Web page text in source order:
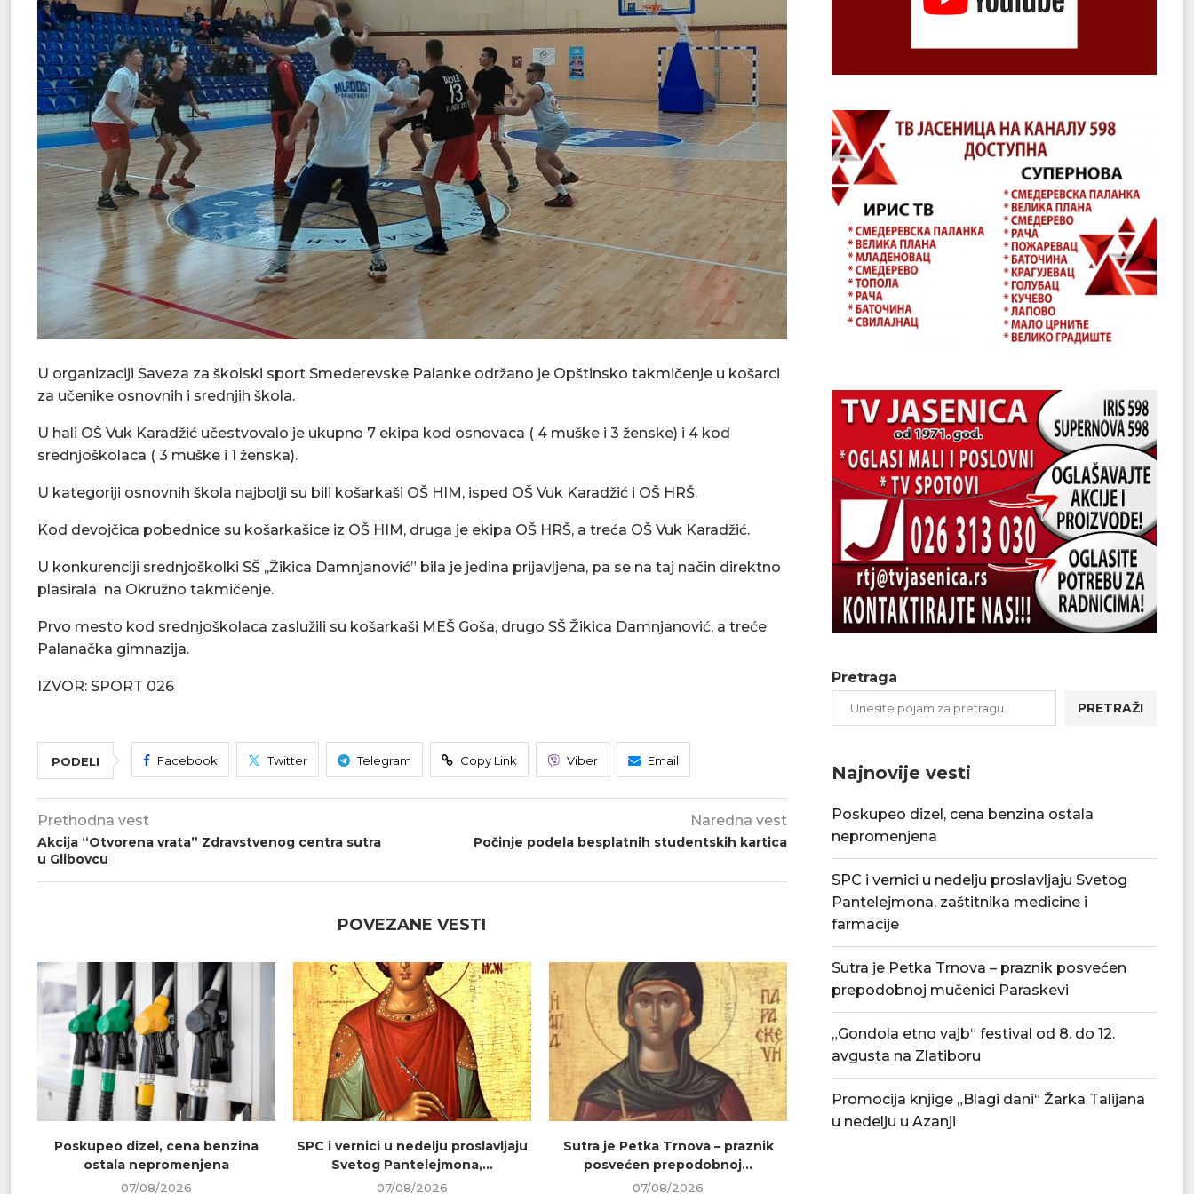
U organizaciji Saveza za školski sport Smederevske Palanke održano je Opštinsko takmičenje u košarci
za učenike osnovnih i srednjih škola.
U hali OŠ Vuk Karadžić učestvovalo je ukupno 7 ekipa kod osnovaca ( 4 muške i 3 ženske) i 4 kod
srednjoškolaca ( 3 muške i 1 ženska).
U kategoriji osnovnih škola najbolji su bili košarkaši OŠ HIM, isped OŠ Vuk Karadžić i OŠ HRŠ.
Kod devojčica pobednice su košarkašice iz OŠ HIM, druga je ekipa OŠ HRŠ, a treća OŠ Vuk Karadžić.
U konkurenciji srednjoškolki SŠ ,,Žikica Damnjanović” bila je jedina prijavljena, pa se na taj način direktno
plasirala na Okružno takmičenje.
Prvo mesto kod srednjoškolaca zaslužili su košarkaši MEŠ Goša, drugo SŠ Žikica Damnjanović, a treće
Palanačka gimnazija.
IZVOR: SPORT 026
PODELI Facebook Twitter Telegram Copy Link Viber Email
Prethodna vest
Akcija “Otvorena vrata” Zdravstvenog centra sutra
u Glibovcu
Naredna vest
Počinje podela besplatnih studentskih kartica
POVEZANE VESTI
Poskupeo dizel, cena benzina
ostala nepromenjena
07/08/2026
SPC i vernici u nedelju proslavljaju
Svetog Pantelejmona,...
07/08/2026
Sutra je Petka Trnova – praznik
posvećen prepodobnoj...
07/08/2026
Pretraga
PRETRAŽI
Najnovije vesti
Poskupeo dizel, cena benzina ostala
nepromenjena
SPC i vernici u nedelju proslavljaju Svetog
Pantelejmona, zaštitnika medicine i
farmacije
Sutra je Petka Trnova – praznik posvećen
prepodobnoj mučenici Paraskevi
„Gondola etno vajb“ festival od 8. do 12.
avgusta na Zlatiboru
Promocija knjige „Blagi dani“ Žarka Talijana
u nedelju u Azanji